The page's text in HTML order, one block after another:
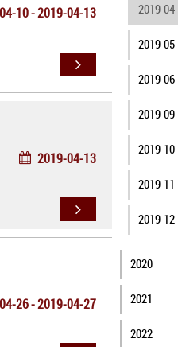
10 - 2019-04-13
2019-04-13
26 - 2019-04-27
2019-04
2019-05
2019-06
2019-09
2019-10
2019-11
2019-12
2020
2021
2022